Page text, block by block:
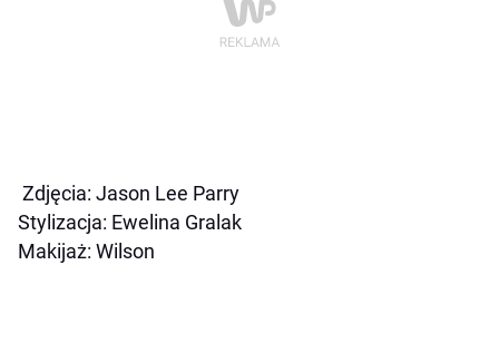
Zdjęcia: Jason Lee Parry
Stylizacja: Ewelina Gralak
Makijaż: Wilson